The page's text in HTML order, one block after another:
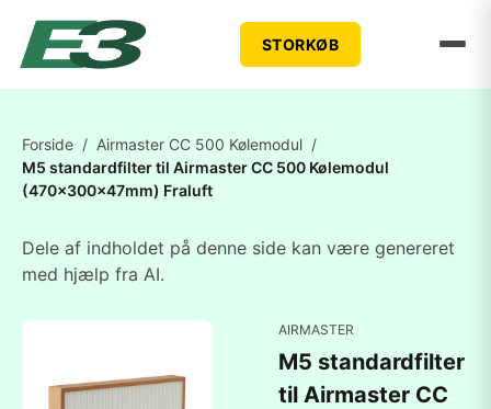
STORKØB
Forside / Airmaster CC 500 Kølemodul /
M5 standardfilter til Airmaster CC 500 Kølemodul
(470x300x47mm) Fraluft
Dele af indholdet på denne side kan være genereret
med hjælp fra AI.
AIRMASTER
M5 standardfilter
til Airmaster CC